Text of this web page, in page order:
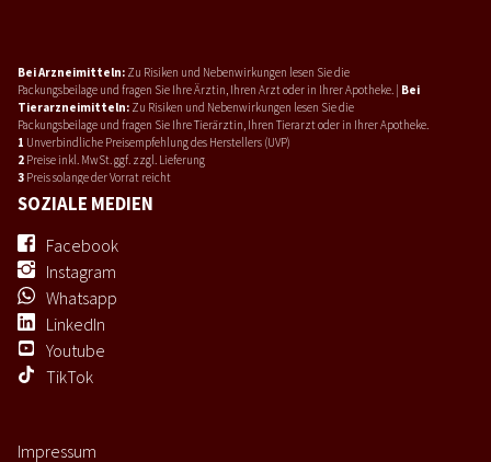
Bei Arzneimitteln: Zu Risiken und Nebenwirkungen lesen Sie die
Packungsbeilage und fragen Sie Ihre Ärztin, Ihren Arzt oder in Ihrer Apotheke. | Bei
Tierarzneimitteln: Zu Risiken und Nebenwirkungen lesen Sie die
Packungsbeilage und fragen Sie Ihre Tierärztin, Ihren Tierarzt oder in Ihrer Apotheke.
1 Unverbindliche Preisempfehlung des Herstellers (UVP)
2 Preise inkl. MwSt. ggf. zzgl. Lieferung
3 Preis solange der Vorrat reicht
SOZIALE MEDIEN
Facebook
Instagram
Whatsapp
LinkedIn
Youtube
TikTok
Impressum